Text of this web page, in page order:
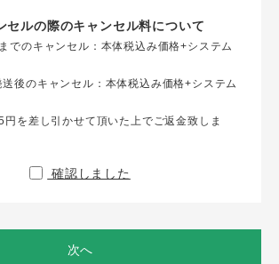
セルの際のキャンセル料について
でのキャンセル：本体税込み価格+システム
後のキャンセル：本体税込み価格+システム
を差し引かせて頂いた上でご返金致しま
確認しました
次へ